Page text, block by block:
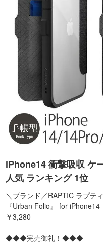
iPhone14 衝撃吸収 ケ
人気 ランキング 1位
＼ブランド／RAPTIC ラプテ
『Urban Folio』 for iPhone14
￥3,280
◆◆◆完売御礼！◆◆◆